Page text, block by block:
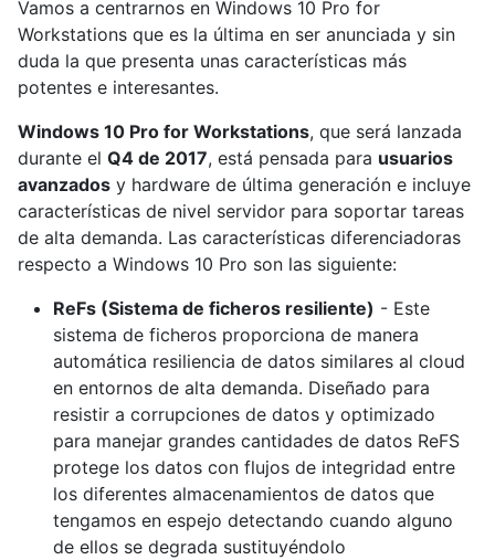
Vamos a centrarnos en Windows 10 Pro for
Workstations que es la última en ser anunciada y sin
duda la que presenta unas características más
potentes e interesantes.
Windows 10 Pro for Workstations, que será lanzada
durante el Q4 de 2017, está pensada para usuarios
avanzados y hardware de última generación e incluye
características de nivel servidor para soportar tareas
de alta demanda. Las características diferenciadoras
respecto a Windows 10 Pro son las siguiente:
ReFs (Sistema de ficheros resiliente) - Este
sistema de ficheros proporciona de manera
automática resiliencia de datos similares al cloud
en entornos de alta demanda. Diseñado para
resistir a corrupciones de datos y optimizado
para manejar grandes cantidades de datos ReFS
protege los datos con flujos de integridad entre
los diferentes almacenamientos de datos que
tengamos en espejo detectando cuando alguno
de ellos se degrada sustituyéndolo